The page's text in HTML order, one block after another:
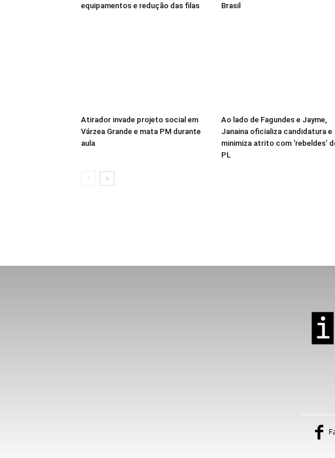
equipamentos e redução das filas
Brasil
Atirador invade projeto social em
Várzea Grande e mata PM durante
aula
Ao lado de Fagundes e Jayme,
Janaina oficializa candidatura e
minimiza atrito com ‘rebeldes’
PL